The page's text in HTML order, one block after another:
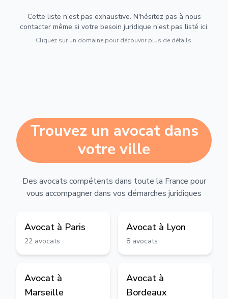
Cette liste n'est pas exhaustive. N'hésitez pas à nous
contacter même si votre besoin juridique n'est pas listé ici.
Cliquez sur un domaine pour découvrir plus de détails.
Trouvez un avocat dans
votre ville
Des avocats compétents dans toute la France pour
vous accompagner dans vos démarches juridiques
Avocat à Paris
22 avocats
Avocat à Lyon
8 avocats
Avocat à
Marseille
Avocat à
Bordeaux